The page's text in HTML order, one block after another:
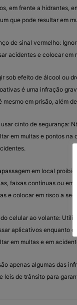
em frente a hidrantes,
que pode resultar em
de sinal vermelho:
acidentes e colocar em
sob efeito de álcool ou
é uma infração
mesmo em prisão, além
usar cinto de segurança:
em multas e pontos na
em local
faixas contínuas ou
e colocar em risco a
celular ao volante:
aplicativos enquanto
em multas e em
apenas algumas das
leis de trânsito para